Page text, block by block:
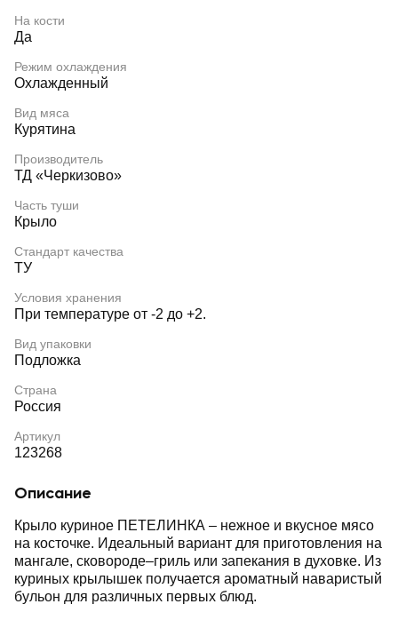
На кости
Да
Режим охлаждения
Охлажденный
Вид мяса
Курятина
Производитель
ТД «Черкизово»
Часть туши
Крыло
Стандарт качества
ТУ
Условия хранения
При температуре от -2 до +2.
Вид упаковки
Подложка
Страна
Россия
Артикул
123268
Описание
Крыло куриное ПЕТЕЛИНКА – нежное и вкусное мясо
на косточке. Идеальный вариант для приготовления на
мангале, сковороде–гриль или запекания в духовке. Из
куриных крылышек получается ароматный наваристый
бульон для различных первых блюд.